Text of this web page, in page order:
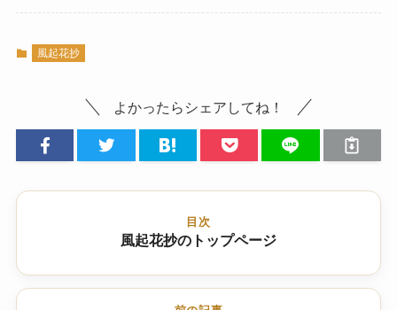
風起花抄
よかったらシェアしてね！
目次
風起花抄のトップページ